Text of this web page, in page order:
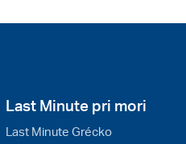
Last Minute pri mori
Last Minute Grécko